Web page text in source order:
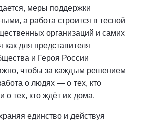
меры поддержки
а работа строится в тесной
организаций и самих
для представителя
и Героя России
чтобы за каждым решением
о людях — о тех, кто
о тех, кто ждёт их дома.
единство и действуя